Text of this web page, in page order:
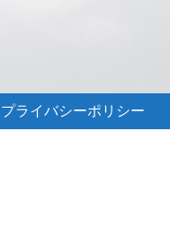
プライバシーポリシー